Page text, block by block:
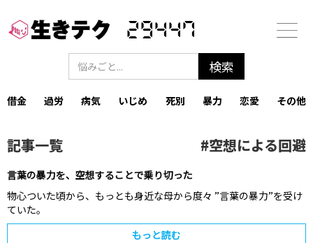
29447
借金 過労 病気 いじめ 死別 暴力 恋愛 その他
記事一覧 #空想による回避
言葉の暴力を、空想することで乗り切った
物心ついた頃から、もっとも身近な母から度々 ”言葉の暴力”を受け
ていた。
もっと読む